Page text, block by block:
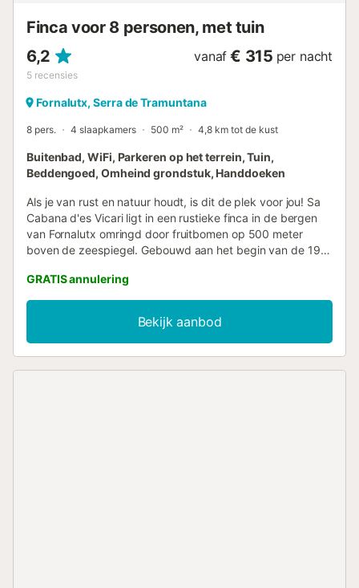
Finca voor 8 personen, met tuin
6,2
5 recensies
vanaf € 315 per nacht
Fornalutx, Serra de Tramuntana
8 pers. 4 slaapkamers 500 m² 4,8 km tot de kust
Buitenbad, WiFi, Parkeren op het terrein, Tuin,
Beddengoed, Omheind grondstuk, Handdoeken
Als je van rust en natuur houdt, is dit de plek voor jou! Sa
Cabana d'es Vicari ligt in een rustieke finca in de bergen
van Fornalutx omringd door fruitbomen op 500 meter
boven de zeespiegel. Gebouwd aan het begin van de 19e
behoud van de smaak van de oude Mallorcaanse
berghuizen. De ruimte Het is een berglandgoed. Het ligt
500 meter boven de zeespiegel. Perfect voor wie wil
uitrusten en wandelen in de natuur. De weg vanaf Biniaraix
is 4 km met 97 bochten, hoewel het geasfalteerd is, is het
GRATIS annulering
Bekijk aanbod